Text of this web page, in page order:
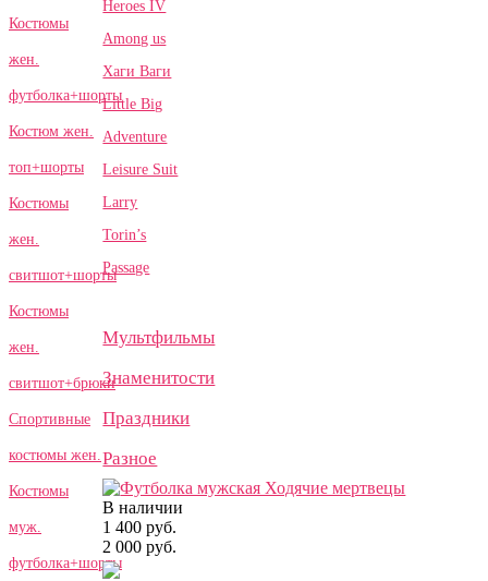
Костюмы
жен.
футболка+шорты
Костюм жен.
топ+шорты
Костюмы
жен.
свитшот+шорты
Костюмы
жен.
свитшот+брюки
Спортивные
костюмы жен.
Костюмы
муж.
футболка+шорты
Heroes IV
Among us
Хаги Ваги
Little Big
Adventure
Leisure Suit
Larry
Torin’s
Passage
Мультфильмы
Знаменитости
Праздники
Разное
В наличии
1 400 руб.
2 000 руб.